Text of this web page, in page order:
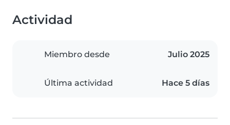
Actividad
Miembro desde Julio 2025
Última actividad Hace 5 días